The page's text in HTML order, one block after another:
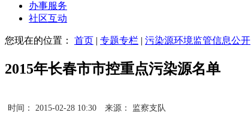
办事服务
社区互动
您现在的位置： 首页 | 专题专栏 | 污染源环境监管信息公开
2015年长春市市控重点污染源名单
时间： 2015-02-28 10:30 来源： 监察支队